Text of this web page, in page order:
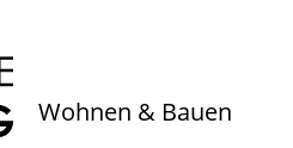
Wohnen & Bauen